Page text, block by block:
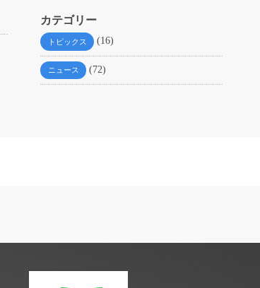
カテゴリー
トピックス (16)
ニュース (72)